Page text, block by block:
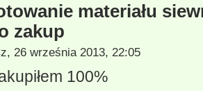
materiału
zakup
26 września 2013, 22:05
100%